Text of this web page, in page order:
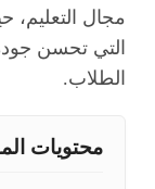
مجال التعليم،
التي تحسن
الطلاب.
محتويات